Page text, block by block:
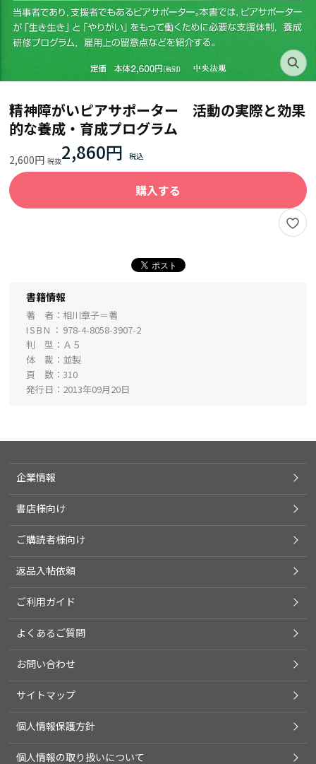
精神障がいピアサポーター 活動の実際と効果
的な養成・育成プログラム
2,600円 2,860円
購入する
書籍情報
著 者
相川章子＝著
ISBN
978-4-8058-3907-2
判 型
Ａ５
体 裁
並製
頁 数
310
発行日
2013年09月20日
企業情報
書店様向け
ご購読者様向け
返品入帖依頼
ご利用ガイド
よくあるご質問
お問い合わせ
サイトマップ
個人情報保護方針
個人情報の取り扱いについて